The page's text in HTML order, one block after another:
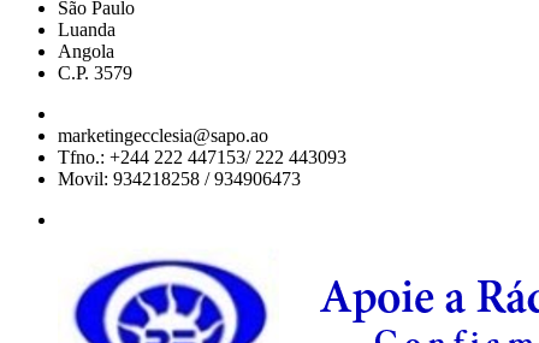
São Paulo
Luanda
Angola
C.P. 3579
marketingecclesia@sapo.ao
Tfno.: +244 222 447153/ 222 443093
Movil: 934218258 / 934906473